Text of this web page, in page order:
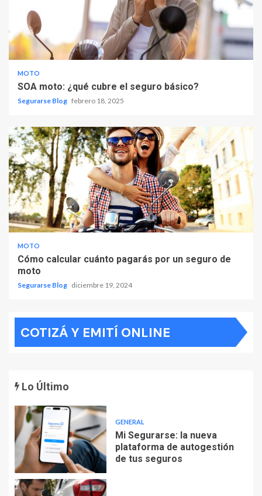
MOTO
SOA moto: ¿qué cubre el seguro básico?
Segurarse Blog febrero 18, 2025
MOTO
Cómo calcular cuánto pagarás por un seguro de
moto
Segurarse Blog diciembre 19, 2024
COTIZÁ Y EMITÍ ONLINE
Lo Último
GENERAL
Mi Segurarse: la nueva
plataforma de autogestión
de tus seguros